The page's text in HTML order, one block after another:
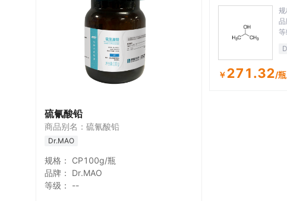
硫氰酸铅
商品别名：硫氰酸铅
Dr.MAO
规格：
CP100g/瓶
品牌：
Dr.MAO
等级：
--
规
品
等
￥271.32/瓶